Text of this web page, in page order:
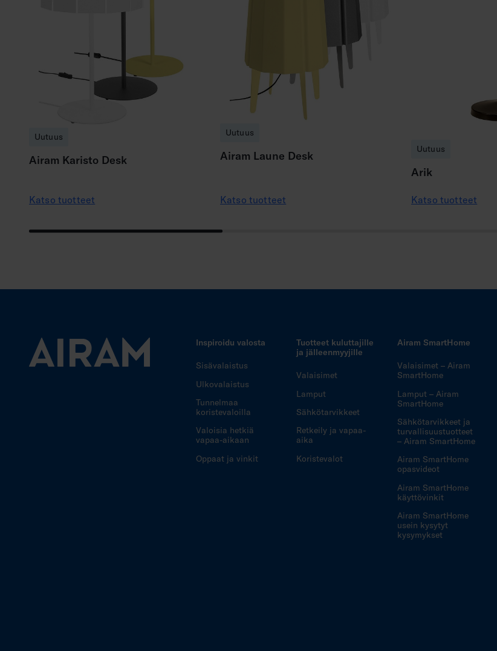
Uutuus
Airam Karisto Desk
Katso tuotteet
Uutuus
Airam Laune Desk
Katso tuotteet
Uutuus
Arik
Katso tuotteet
Inspiroidu valosta
Sisävalaistus
Ulkovalaistus
Tunnelmaa
koristevaloilla
Valoisia hetkiä
vapaa-aikaan
Oppaat ja vinkit
Tuotteet kuluttajille
ja jälleenmyyjille
Valaisimet
Lamput
Sähkötarvikkeet
Retkeily ja vapaa-
aika
Koristevalot
Airam SmartHome
Valaisimet – Airam
SmartHome
Lamput – Airam
SmartHome
Sähkötarvikkeet ja
turvallisuustuotteet
– Airam SmartHome
Airam SmartHome
opasvideot
Airam SmartHome
käyttövinkit
Airam SmartHome
usein kysytyt
kysymykset